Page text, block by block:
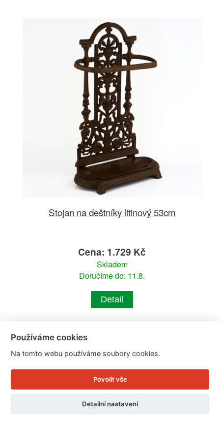
Stojan na deštníky litinový 53cm
Cena: 1.729 Kč
Skladem
Doručíme do: 11.8.
Detail
Používáme cookies
Na tomto webu používáme soubory cookies.
Povolit vše
Detailní nastavení